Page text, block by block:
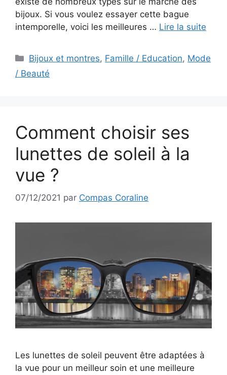
bijoux. Si vous voulez essayer cette bague
intemporelle, voici les meilleures … Lire la suite
Catégories
Bijoux et montres, Famille / Education, Mode
/ Beauté
Comment choisir ses
lunettes de soleil à la
vue ?
07/12/2021 par Compas Coraline
Les lunettes de soleil peuvent être adaptées à
la vue pour un meilleur soin et une meilleure